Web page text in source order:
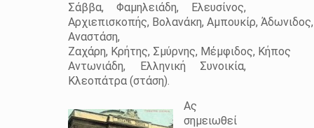
Σάββα, Φαμηλειάδη, Ελευσίνος,
Αρχιεπισκοπής, Βολανάκη, Αμπουκίρ,
Αναστάση,
Ζαχάρη, Κρήτης, Σμύρνης, Μέμφιδος, Κήπος
Αντωνιάδη, Ελληνική Συνοικία,
Κλεοπάτρα (στάση).
Ας
σημειωθεί